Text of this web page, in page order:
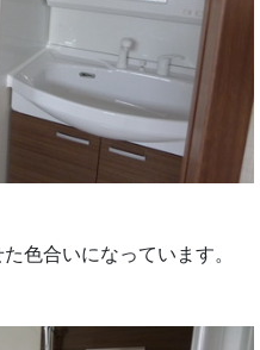
色合いになっています。